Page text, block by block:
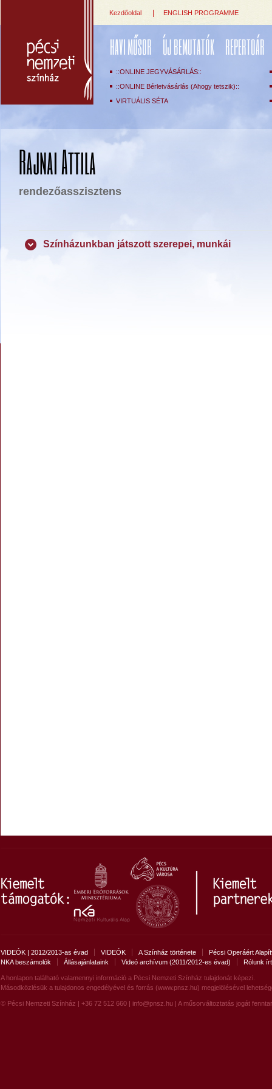
Kezdőoldal ENGLISH PROGRAMME
HAVI MŰSOR ÚJ BEMUTATÓK REPERTOÁR
::ONLINE JEGYVÁSÁRLÁS::
::ONLINE Bérletvásárlás (Ahogy tetszik)::
VIRTUÁLIS SÉTA
Rajnai Attila
rendezőasszisztens
Színházunkban játszott szerepei, munkái
VIDEÓK | 2012/2013-as évad VIDEÓK A Színház története
Pécsi Operáért
NKA beszámolók
Állásajánlataink Videó archívum (2011/2012-es évad) Rólunk
A honlapon található valamennyi információ a Pécsi Nemzeti Színház tulajdonát képezi.
Másodközlésük a tulajdonos engedélyével és forrás (www.pnsz.hu) megjelölésével
© Pécsi Nemzeti Színház | +36 72 512 660 | info@pnsz.hu| A műsorváltoztatás jogát